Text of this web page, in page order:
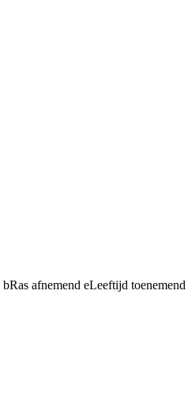
bRas afnemend eLeeftijd toenemend